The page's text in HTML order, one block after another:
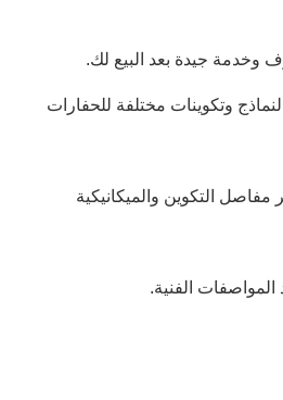
وخدمة جيدة بعد البيع لك.
وتكوينات مختلفة للحفارات
مفاصل التكوين والميكانيكية
المواصفات الفنية.